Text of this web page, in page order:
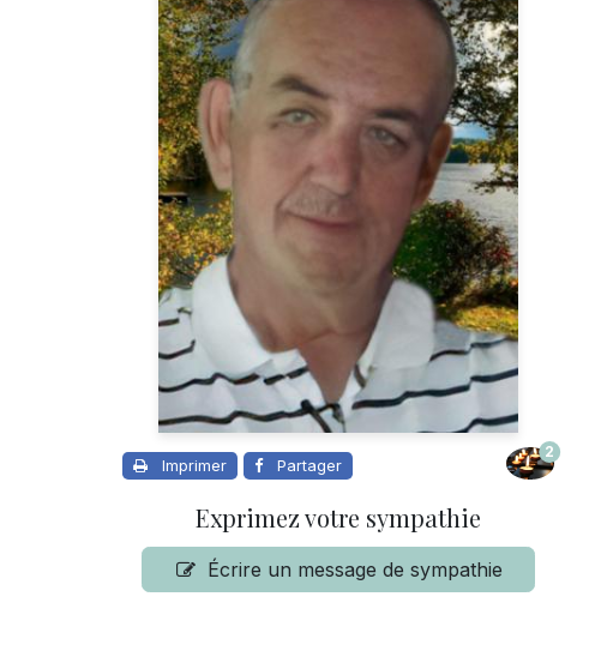
Imprimer Partager
2
Exprimez votre sympathie
Écrire un message de sympathie